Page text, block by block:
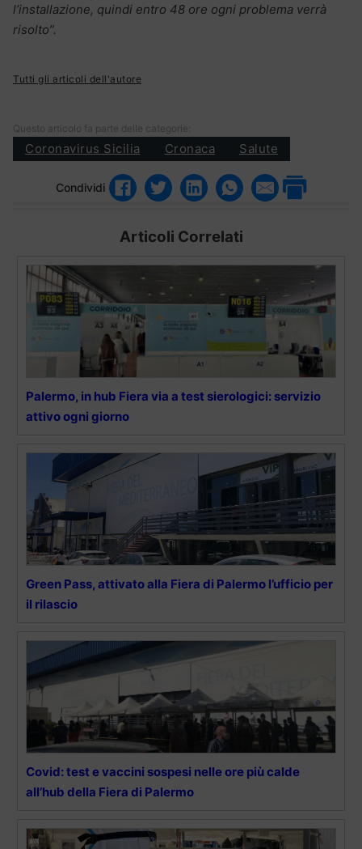
l’installazione, quindi entro 48 ore ogni problema verrà
risolto”.
Tutti gli articoli dell'autore
Questo articolo fa parte delle categorie:
Coronavirus Sicilia Cronaca Salute
Condividi
Articoli Correlati
Palermo, in hub Fiera via a test sierologici: servizio
attivo ogni giorno
Green Pass, attivato alla Fiera di Palermo l’ufficio per
il rilascio
Covid: test e vaccini sospesi nelle ore più calde
all’hub della Fiera di Palermo